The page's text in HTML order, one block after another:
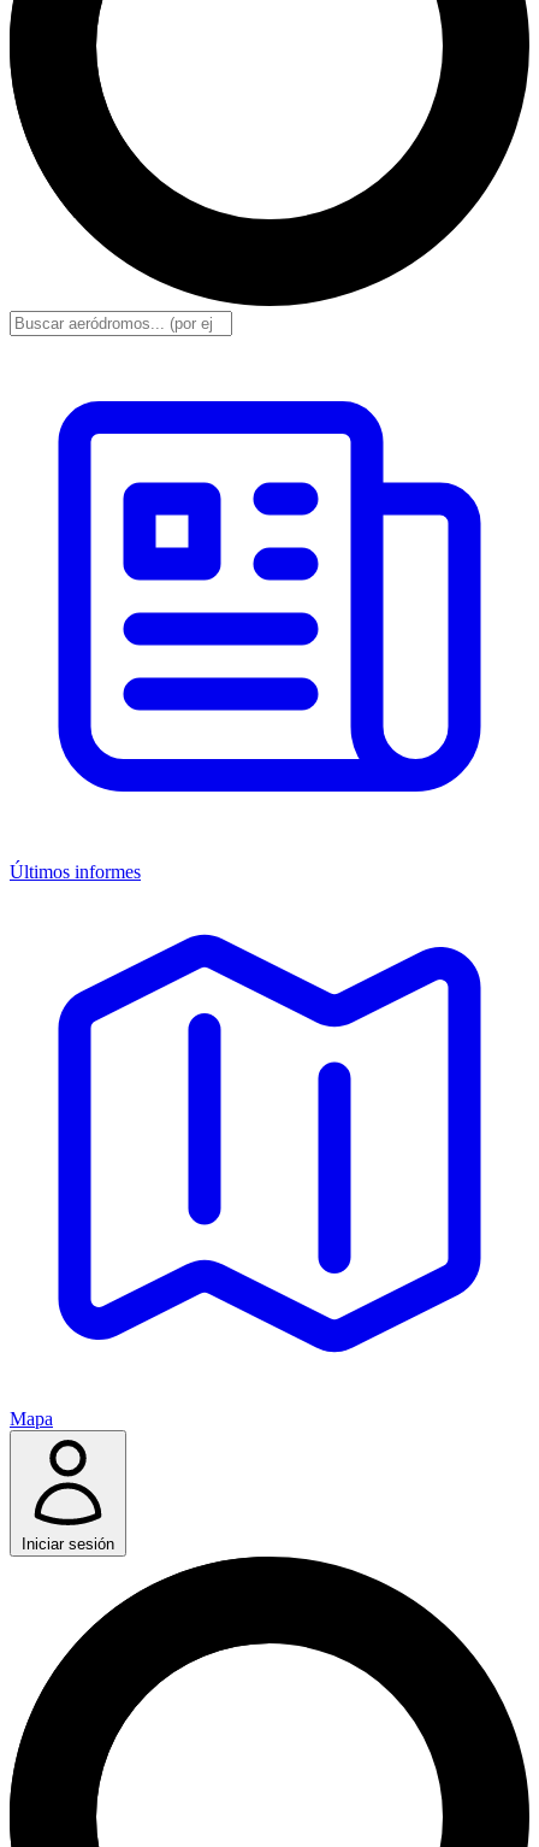
Últimos informes
Mapa
Iniciar sesión